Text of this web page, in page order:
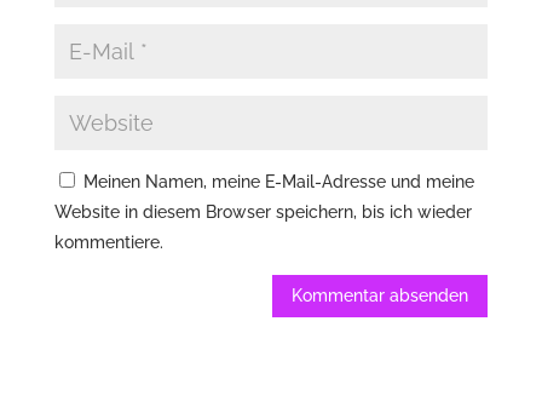
Meinen Namen, meine E-Mail-Adresse und meine
Website in diesem Browser speichern, bis ich wieder
kommentiere.